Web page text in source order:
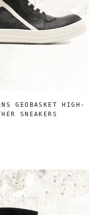
GEOBASKET HIGH-
SNEAKERS